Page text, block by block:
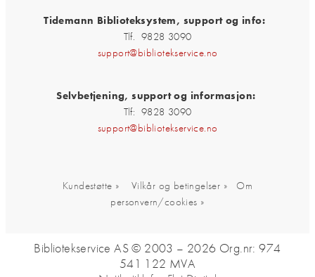
Tidemann Biblioteksystem, support og info:
Tlf. 9828 3090
support@bibliotekservice.no
Selvbetjening, support og informasjon:
Tlf: 9828 3090
support@bibliotekservice.no
Kundestøtte » Vilkår og betingelser »
Om
personvern/cookies »
Bibliotekservice AS © 2003 – 2026 Org.nr: 974
541 122 MVA